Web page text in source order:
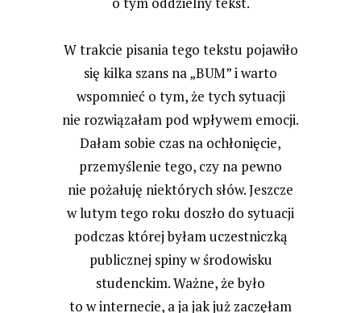
W trakcie pisania tego tekstu pojawiło
się kilka szans na „BUM” i warto
wspomnieć o tym, że tych sytuacji
nie rozwiązałam pod wpływem emocji.
Dałam sobie czas na ochłonięcie,
przemyślenie tego, czy na pewno
nie pożałuję niektórych słów. Jeszcze
w lutym tego roku doszło do sytuacji
podczas której byłam uczestniczką
publicznej spiny w środowisku
studenckim. Ważne, że było
to w internecie, a ja jak już zaczęłam